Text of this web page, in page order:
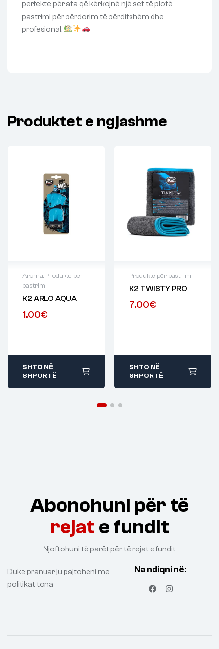
perfekte për ata që kërkojnë një set të plotë
pastrimi për përdorim të përditshëm dhe
profesional.
Produktet e ngjashme
Aroma, Produkte për
pastrim
K2 ARLO AQUA
1.00€
SHTO NË
SHPORTË
Produkte për pastrim
K2 TWISTY PRO
7.00€
SHTO NË
SHPORTË
Abonohuni për të
rejat e fundit
Njoftohuni të parët për të rejat e fundit
Duke pranuar ju pajtoheni me
politikat tona
Na ndiqni në: